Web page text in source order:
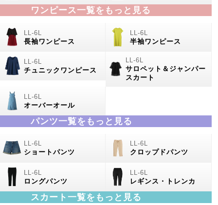
ワンピース一覧をもっと見る
長袖ワンピース 半袖ワンピース
チュニックワンピース
サロペット＆ジャンパー
スカート
オーバーオール
パンツ一覧をもっと見る
ショートパンツ クロップドパンツ
ロングパンツ レギンス・トレンカ
スカート一覧をもっと見る